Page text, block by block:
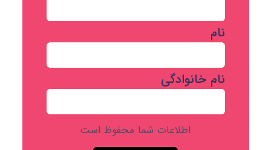
نام
نام خانوادگی
اطلاعات شما محفوظ است